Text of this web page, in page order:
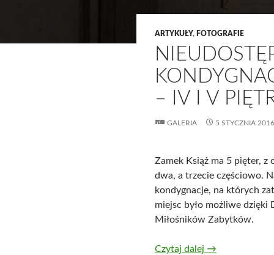
ARTYKUŁY, FOTOGRAFIE
– IV I V
GALERIA 5 STYCZNIA 2016
Zamek Książ ma 5 pięter, z
dwa, a trzecie częściowo.
kondygnacje, na których
miejsc było możliwe dzięki
Miłośników Zabytków.
Czytaj dalej →